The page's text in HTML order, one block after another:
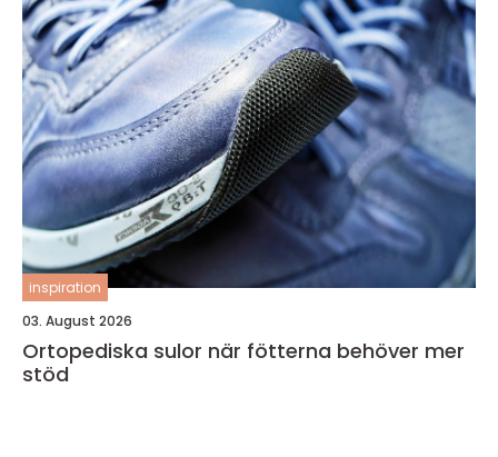
inspiration
03. August 2026
Ortopediska sulor när fötterna behöver mer
stöd